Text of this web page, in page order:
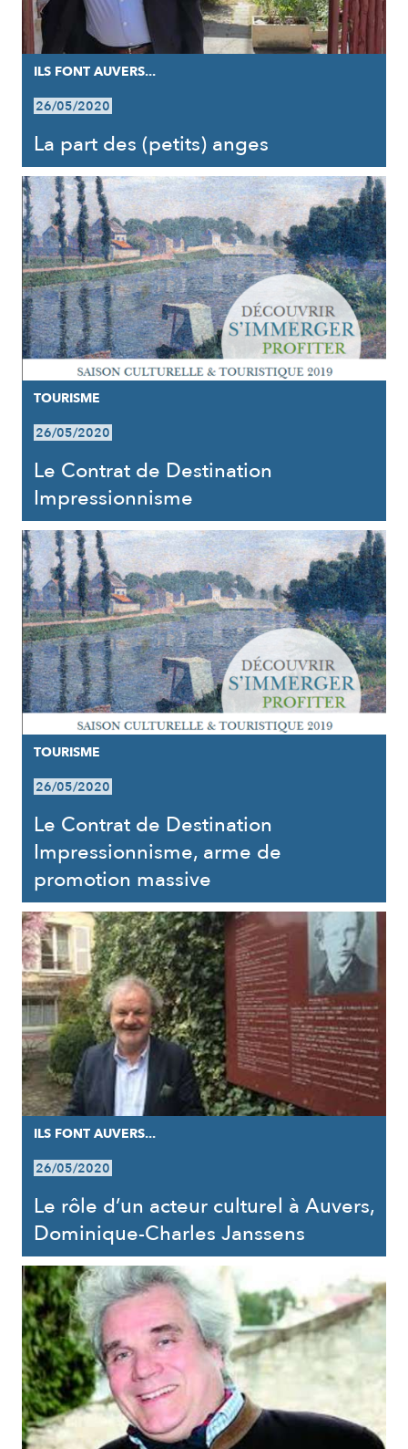
ILS FONT AUVERS...
26/05/2020
La part des (petits) anges
TOURISME
26/05/2020
Le Contrat de Destination
Impressionnisme
TOURISME
26/05/2020
Le Contrat de Destination
Impressionnisme, arme de
promotion massive
ILS FONT AUVERS...
26/05/2020
Le rôle d’un acteur culturel à Auvers,
Dominique-Charles Janssens